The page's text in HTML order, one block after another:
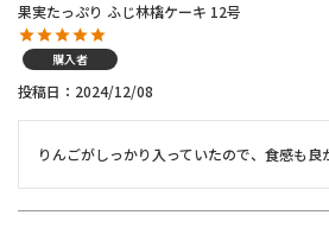
果実たっぷり ふじ林檎ケーキ 12号
購入者
投稿日 2024/12/08
りんごがしっかり入っていたので、食感も良